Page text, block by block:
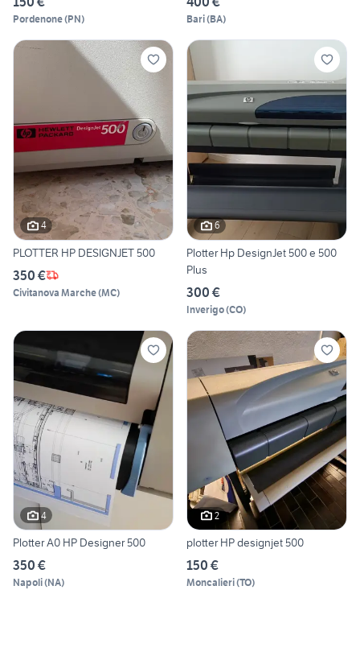
Pordenone(PN) Bari(BA)
4
PLOTTER HP DESIGNJET 500
350 €
Civitanova Marche(MC)
6
Plotter Hp DesignJet 500 e 500
Plus
300 €
Inverigo(CO)
4
Plotter A0 HP Designer 500
350 €
Napoli(NA)
2
plotter HP designjet 500
150 €
Moncalieri(TO)